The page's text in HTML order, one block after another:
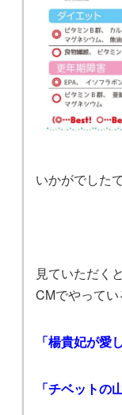
いかがでした
見ていただく
CMでやって
「楊貴妃が愛
「チベットの